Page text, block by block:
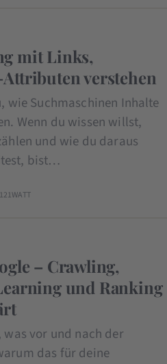
mit Links,
verstehen
wie Suchmaschinen Inhalte
Wenn du wissen willst,
und wie du daraus
bist…
– Crawling,
und Ranking
vor und nach der
das für deine